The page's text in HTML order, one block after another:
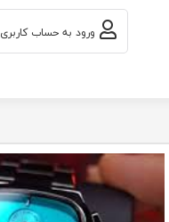
ورود به حساب کاربری